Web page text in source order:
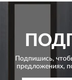
Подпишись,
предложениях,